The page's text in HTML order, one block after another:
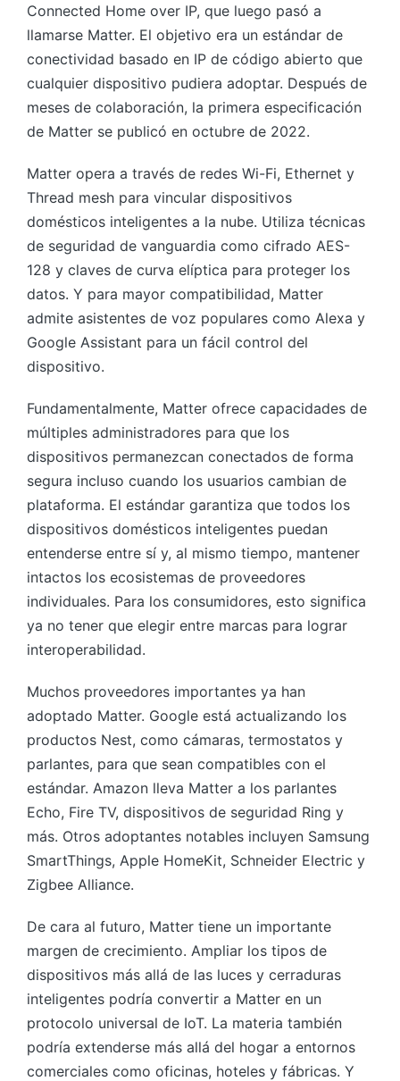
Connected Home over IP, que luego pasó a
llamarse Matter. El objetivo era un estándar de
conectividad basado en IP de código abierto que
cualquier dispositivo pudiera adoptar. Después de
meses de colaboración, la primera especificación
de Matter se publicó en octubre de 2022.
Matter opera a través de redes Wi-Fi, Ethernet y
Thread mesh para vincular dispositivos
domésticos inteligentes a la nube. Utiliza técnicas
de seguridad de vanguardia como cifrado AES-
128 y claves de curva elíptica para proteger los
datos. Y para mayor compatibilidad, Matter
admite asistentes de voz populares como Alexa y
Google Assistant para un fácil control del
dispositivo.
Fundamentalmente, Matter ofrece capacidades de
múltiples administradores para que los
dispositivos permanezcan conectados de forma
segura incluso cuando los usuarios cambian de
plataforma. El estándar garantiza que todos los
dispositivos domésticos inteligentes puedan
entenderse entre sí y, al mismo tiempo, mantener
intactos los ecosistemas de proveedores
individuales. Para los consumidores, esto significa
ya no tener que elegir entre marcas para lograr
interoperabilidad.
Muchos proveedores importantes ya han
adoptado Matter. Google está actualizando los
productos Nest, como cámaras, termostatos y
parlantes, para que sean compatibles con el
estándar. Amazon lleva Matter a los parlantes
Echo, Fire TV, dispositivos de seguridad Ring y
más. Otros adoptantes notables incluyen Samsung
SmartThings, Apple HomeKit, Schneider Electric y
Zigbee Alliance.
De cara al futuro, Matter tiene un importante
margen de crecimiento. Ampliar los tipos de
dispositivos más allá de las luces y cerraduras
inteligentes podría convertir a Matter en un
protocolo universal de IoT. La materia también
podría extenderse más allá del hogar a entornos
comerciales como oficinas, hoteles y fábricas. Y